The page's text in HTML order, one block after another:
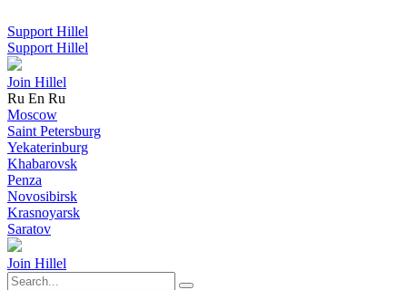
Support Hillel
Support Hillel
Join Hillel
Ru En Ru
Moscow
Saint Petersburg
Yekaterinburg
Khabarovsk
Penza
Novosibirsk
Krasnoyarsk
Saratov
Join Hillel